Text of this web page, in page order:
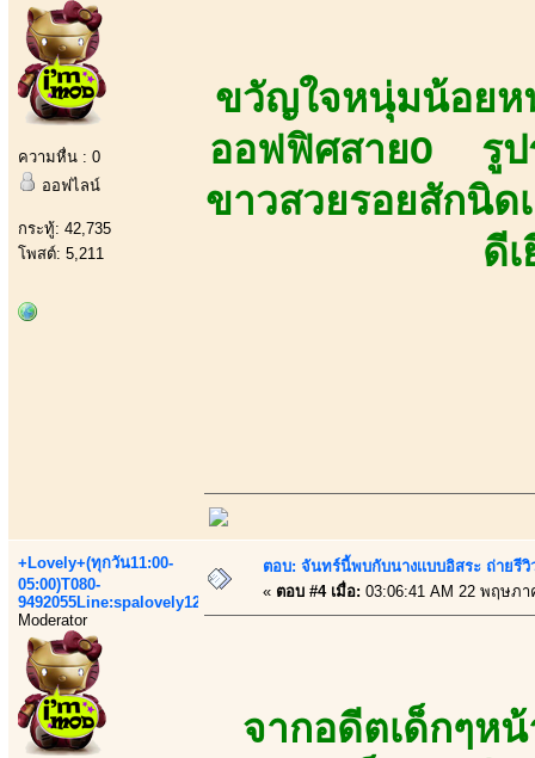
ความหื่น : 0
ออฟไลน์
กระทู้: 42,735
โพสต์: 5,211
ขวัญใจหนุ่มน้อยห
ออฟฟิศสายO รูป
ขาวสวยรอยสักนิด
ดี
+Lovely+(ทุกวัน11:00-
05:00)T080-
9492055Line:spalovely123
Moderator
ตอบ: จันทร์นี้พบกับนางเเบบอิสระ ถ่ายรี
« ตอบ #4 เมื่อ: 03:06:41 AM 22 พฤษภา
จากอดีตเด็กๆห